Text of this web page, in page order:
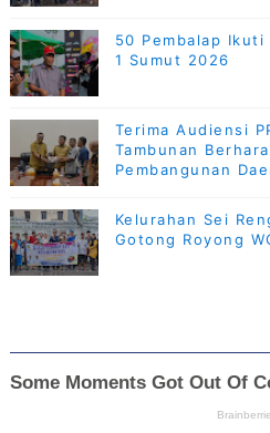
50 Pembalap
1 Sumut 2026
Terima Audiensi
Tambunan
Pembangunan
Kelurahan Sei
Gotong Royong